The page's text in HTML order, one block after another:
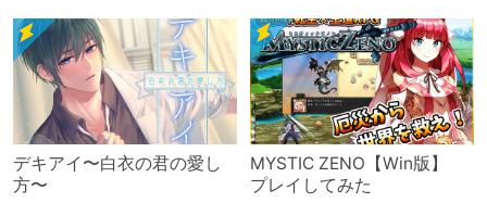
デキアイ〜白衣の君の愛し
方〜
MYSTIC ZENO【Win版】
プレイしてみた